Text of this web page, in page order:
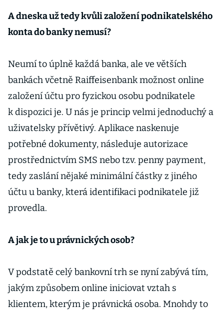
A dneska už tedy kvůli založení podnikatelského
konta do banky nemusí?
Neumí to úplně každá banka, ale ve větších
bankách včetně Raiffeisenbank možnost online
založení účtu pro fyzickou osobu podnikatele
k dispozici je. U nás je princip velmi jednoduchý a
uživatelsky přívětivý. Aplikace naskenuje
potřebné dokumenty, následuje autorizace
prostřednictvím SMS nebo tzv. penny payment,
tedy zaslání nějaké minimální částky z jiného
účtu u banky, která identifikaci podnikatele již
provedla.
A jak je to u právnických osob?
V podstatě celý bankovní trh se nyní zabývá tím,
jakým způsobem online iniciovat vztah s
klientem, kterým je právnická osoba. Mnohdy to